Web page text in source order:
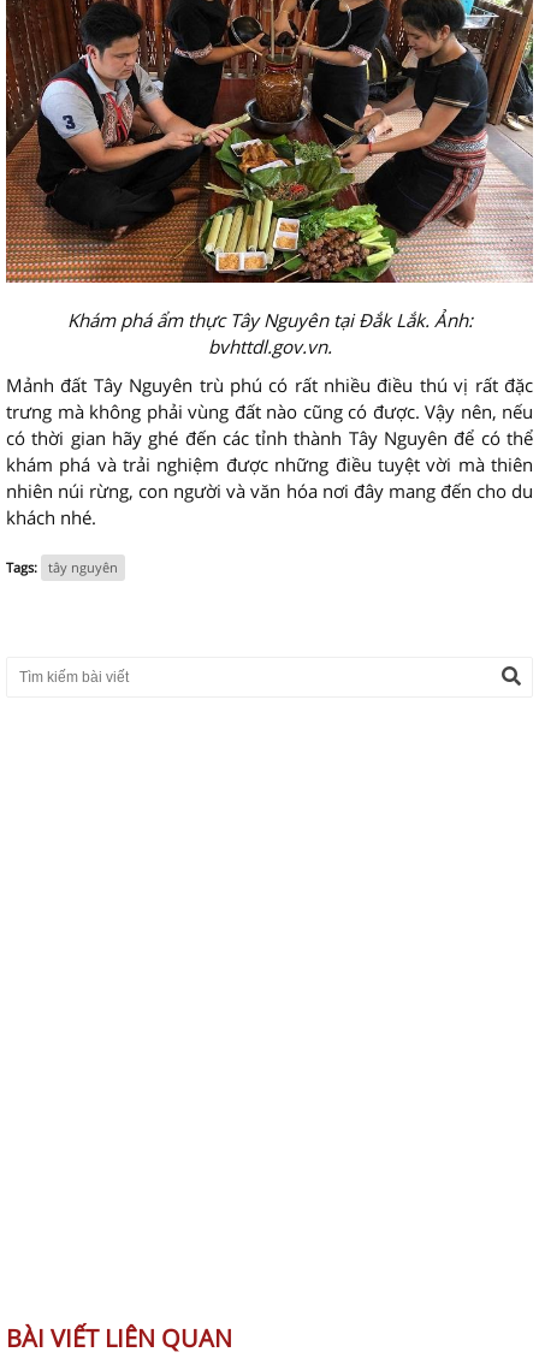
Khám phá ẩm thực Tây Nguyên tại Đắk Lắk. Ảnh:
bvhttdl.gov.vn.
Mảnh đất Tây Nguyên trù phú có rất nhiều điều thú vị rất đặc
trưng mà không phải vùng đất nào cũng có được. Vậy nên, nếu
có thời gian hãy ghé đến các tỉnh thành Tây Nguyên để có thể
khám phá và trải nghiệm được những điều tuyệt vời mà thiên
nhiên núi rừng, con người và văn hóa nơi đây mang đến cho du
khách nhé.
Tags: tây nguyên
BÀI VIẾT LIÊN QUAN